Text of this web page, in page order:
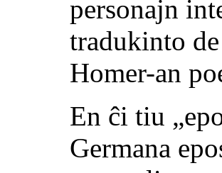
personajn
tradukinto
Homer-an
En ĉi tiu
Germana